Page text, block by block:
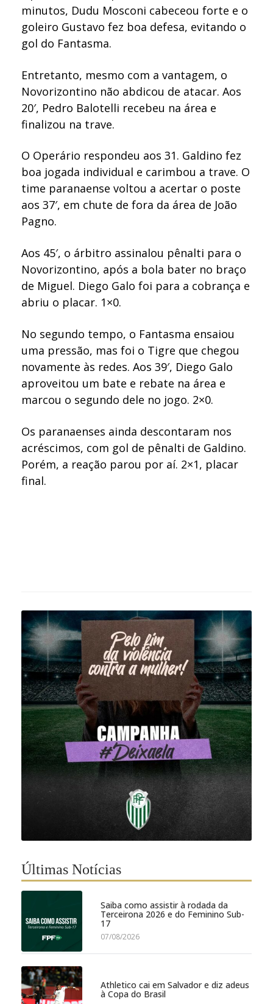
minutos, Dudu Mosconi cabeceou forte e o
goleiro Gustavo fez boa defesa, evitando o
gol do Fantasma.
Entretanto, mesmo com a vantagem, o
Novorizontino não abdicou de atacar. Aos
20′, Pedro Balotelli recebeu na área e
finalizou na trave.
O Operário respondeu aos 31. Galdino fez
boa jogada individual e carimbou a trave. O
time paranaense voltou a acertar o poste
aos 37′, em chute de fora da área de João
Pagno.
Aos 45′, o árbitro assinalou pênalti para o
Novorizontino, após a bola bater no braço
de Miguel. Diego Galo foi para a cobrança e
abriu o placar. 1×0.
No segundo tempo, o Fantasma ensaiou
uma pressão, mas foi o Tigre que chegou
novamente às redes. Aos 39′, Diego Galo
aproveitou um bate e rebate na área e
marcou o segundo dele no jogo. 2×0.
Os paranaenses ainda descontaram nos
acréscimos, com gol de pênalti de Galdino.
Porém, a reação parou por aí. 2×1, placar
final.
Últimas Notícias
Saiba como assistir à rodada da
Terceirona 2026 e do Feminino Sub-
17
07/08/2026
Athletico cai em Salvador e diz adeus
à Copa do Brasil